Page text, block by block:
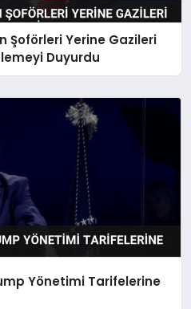
Şoförleri Yerine Gazileri
Duyurdu
Yönetimi Tarifelerine